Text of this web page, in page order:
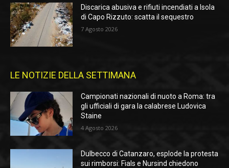
Discarica abusiva e rifiuti incendiati a Isola
di Capo Rizzuto: scatta il sequestro
7 Agosto 2026
LE NOTIZIE DELLA SETTIMANA
Campionati nazionali di nuoto a Roma: tra
gli ufficiali di gara la calabrese Ludovica
Staine
4 Agosto 2026
Dulbecco di Catanzaro, esplode la protesta
sui rimborsi: Fials e Nursind chiedono